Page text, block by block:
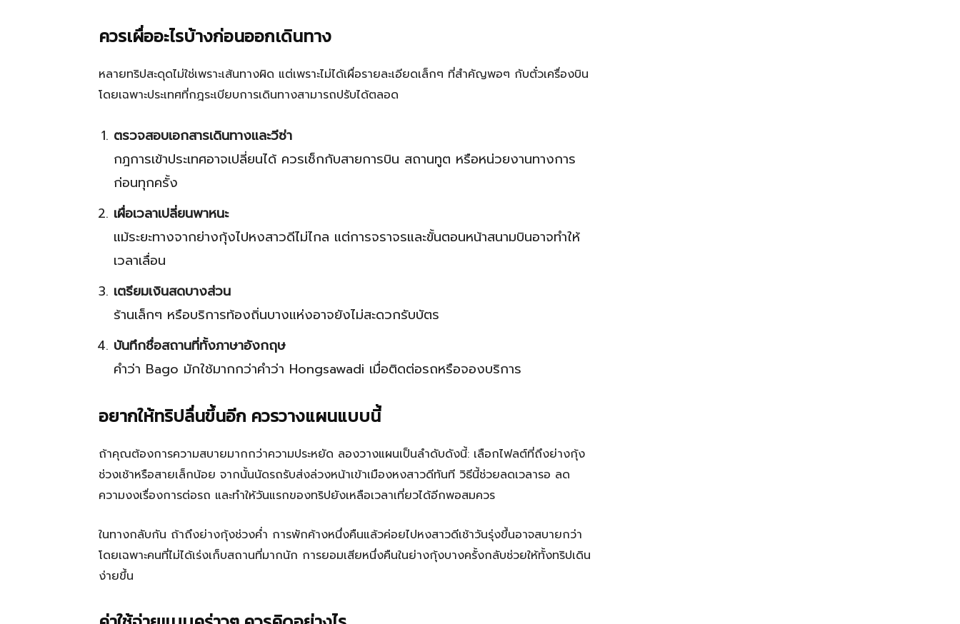
ควรเผื่ออะไรบ้างก่อนออกเดินทาง
หลายทริปสะดุดไม่ใช่เพราะเส้นทางผิด แต่เพราะไม่ได้เผื่อรายละเอียดเล็กๆ ที่สำคัญพอๆ กับตั๋วเครื่องบิน
โดยเฉพาะประเทศที่กฎระเบียบการเดินทางสามารถปรับได้ตลอด
ตรวจสอบเอกสารเดินทางและวีซ่า
กฎการเข้าประเทศอาจเปลี่ยนได้ ควรเช็กกับสายการบิน สถานทูต หรือหน่วยงานทางการ
ก่อนทุกครั้ง
เผื่อเวลาเปลี่ยนพาหนะ
แม้ระยะทางจากย่างกุ้งไปหงสาวดีไม่ไกล แต่การจราจรและขั้นตอนหน้าสนามบินอาจทำให้
เวลาเลื่อน
เตรียมเงินสดบางส่วน
ร้านเล็กๆ หรือบริการท้องถิ่นบางแห่งอาจยังไม่สะดวกรับบัตร
บันทึกชื่อสถานที่ทั้งภาษาอังกฤษ
คำว่า Bago มักใช้มากกว่าคำว่า Hongsawadi เมื่อติดต่อรถหรือจองบริการ
อยากให้ทริปลื่นขึ้นอีก ควรวางแผนแบบนี้
ถ้าคุณต้องการความสบายมากกว่าความประหยัด ลองวางแผนเป็นลำดับดังนี้: เลือกไฟลต์ที่ถึงย่างกุ้ง
ช่วงเช้าหรือสายเล็กน้อย จากนั้นนัดรถรับส่งล่วงหน้าเข้าเมืองหงสาวดีทันที วิธีนี้ช่วยลดเวลารอ ลด
ความงงเรื่องการต่อรถ และทำให้วันแรกของทริปยังเหลือเวลาเที่ยวได้อีกพอสมควร
ในทางกลับกัน ถ้าถึงย่างกุ้งช่วงค่ำ การพักค้างหนึ่งคืนแล้วค่อยไปหงสาวดีเช้าวันรุ่งขึ้นอาจสบายกว่า
โดยเฉพาะคนที่ไม่ได้เร่งเก็บสถานที่มากนัก การยอมเสียหนึ่งคืนในย่างกุ้งบางครั้งกลับช่วยให้ทั้งทริปเดิน
ง่ายขึ้น